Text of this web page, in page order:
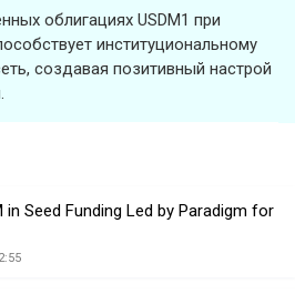
облигациях USDM1 при
институциональному
создавая позитивный настрой
in Seed Funding Led by Paradigm for